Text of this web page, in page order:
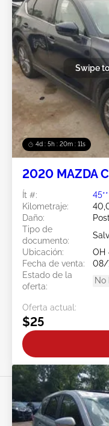
4d : 5h : 20m : 08s
Swipe
2020 MAZDA
Ít #:
Kilometraje:
Daño:
Tipo de
documento:
Ubicación:
OH
Fecha de venta:
08/
Estado de la
oferta:
No
Oferta actual:
$25